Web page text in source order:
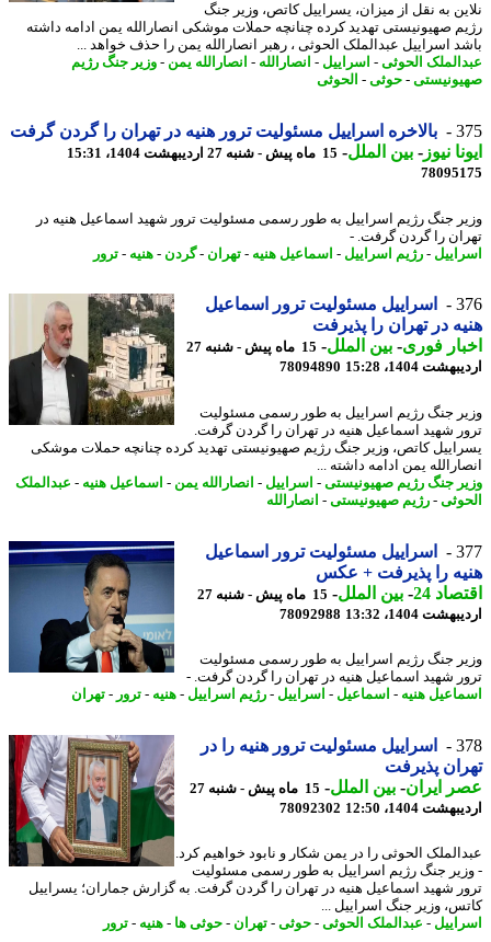
به نقل از میزان، یسراییل کاتص، وزیر جنگ
صهیونیستی تهدید کرده چنانچه حملات موشکی انصارالله یمن ادامه داشته
اسراییل عبدالملک الحوثی ، رهبر انصارالله یمن را حذف خواهد ...
الحوثی-اسراییل -انصارالله-انصارالله یمن -وزیر جنگ رژیم
-حوثی-الحوثی
بالاخره اسراییل مسئولیت ترور هنیه در تهران را گردن گرفت
نیوز-بین الملل-15 ماه پیش - شنبه 27 اردیبهشت 1404، 15:31
جنگ رژیم اسراییل به طور رسمی مسئولیت ترور شهید اسماعیل هنیه در
را گردن گرفت. -
-رژیم اسراییل -اسماعیل هنیه -تهران- گردن-هنیه -ترور
اسراییل مسئولیت ترور اسماعیل
در تهران را پذیرفت
فوری- بین الملل-
15 ماه پیش - شنبه 27
1404، 15:28
78094890
جنگ رژیم اسراییل به طور رسمی مسئولیت
شهید اسماعیل هنیه در تهران را گردن گرفت.
کاتص، وزیر جنگ رژیم صهیونیستی تهدید کرده چنانچه حملات موشکی
یمن ادامه داشته ...
جنگ رژیم صهیونیستی-اسراییل -انصارالله یمن -اسماعیل هنیه -عبدالملک
-رژیم صهیونیستی-انصارالله
اسراییل مسئولیت ترور اسماعیل
را پذیرفت + عکس
24
-بین الملل-
15 ماه پیش - شنبه 27
1404، 13:32
78092988
جنگ رژیم اسراییل به طور رسمی مسئولیت
شهید اسماعیل هنیه در تهران را گردن گرفت. -
هنیه -اسماعیل-اسراییل -رژیم اسراییل -هنیه -ترور - تهران
اسراییل مسئولیت ترور هنیه را در
پذیرفت
ایران- بین الملل-
15 ماه پیش - شنبه 27
1404، 12:50
78092302
الحوثی را در یمن شکار و نابود خواهیم کرد.
جنگ رژیم اسراییل به طور رسمی مسئولیت
شهید اسماعیل هنیه در تهران را گردن گرفت. به گزارش جماران؛ یسراییل
وزیر جنگ اسراییل ...
-عبدالملک الحوثی-حوثی-تهران- حوثی ها- هنیه -ترور